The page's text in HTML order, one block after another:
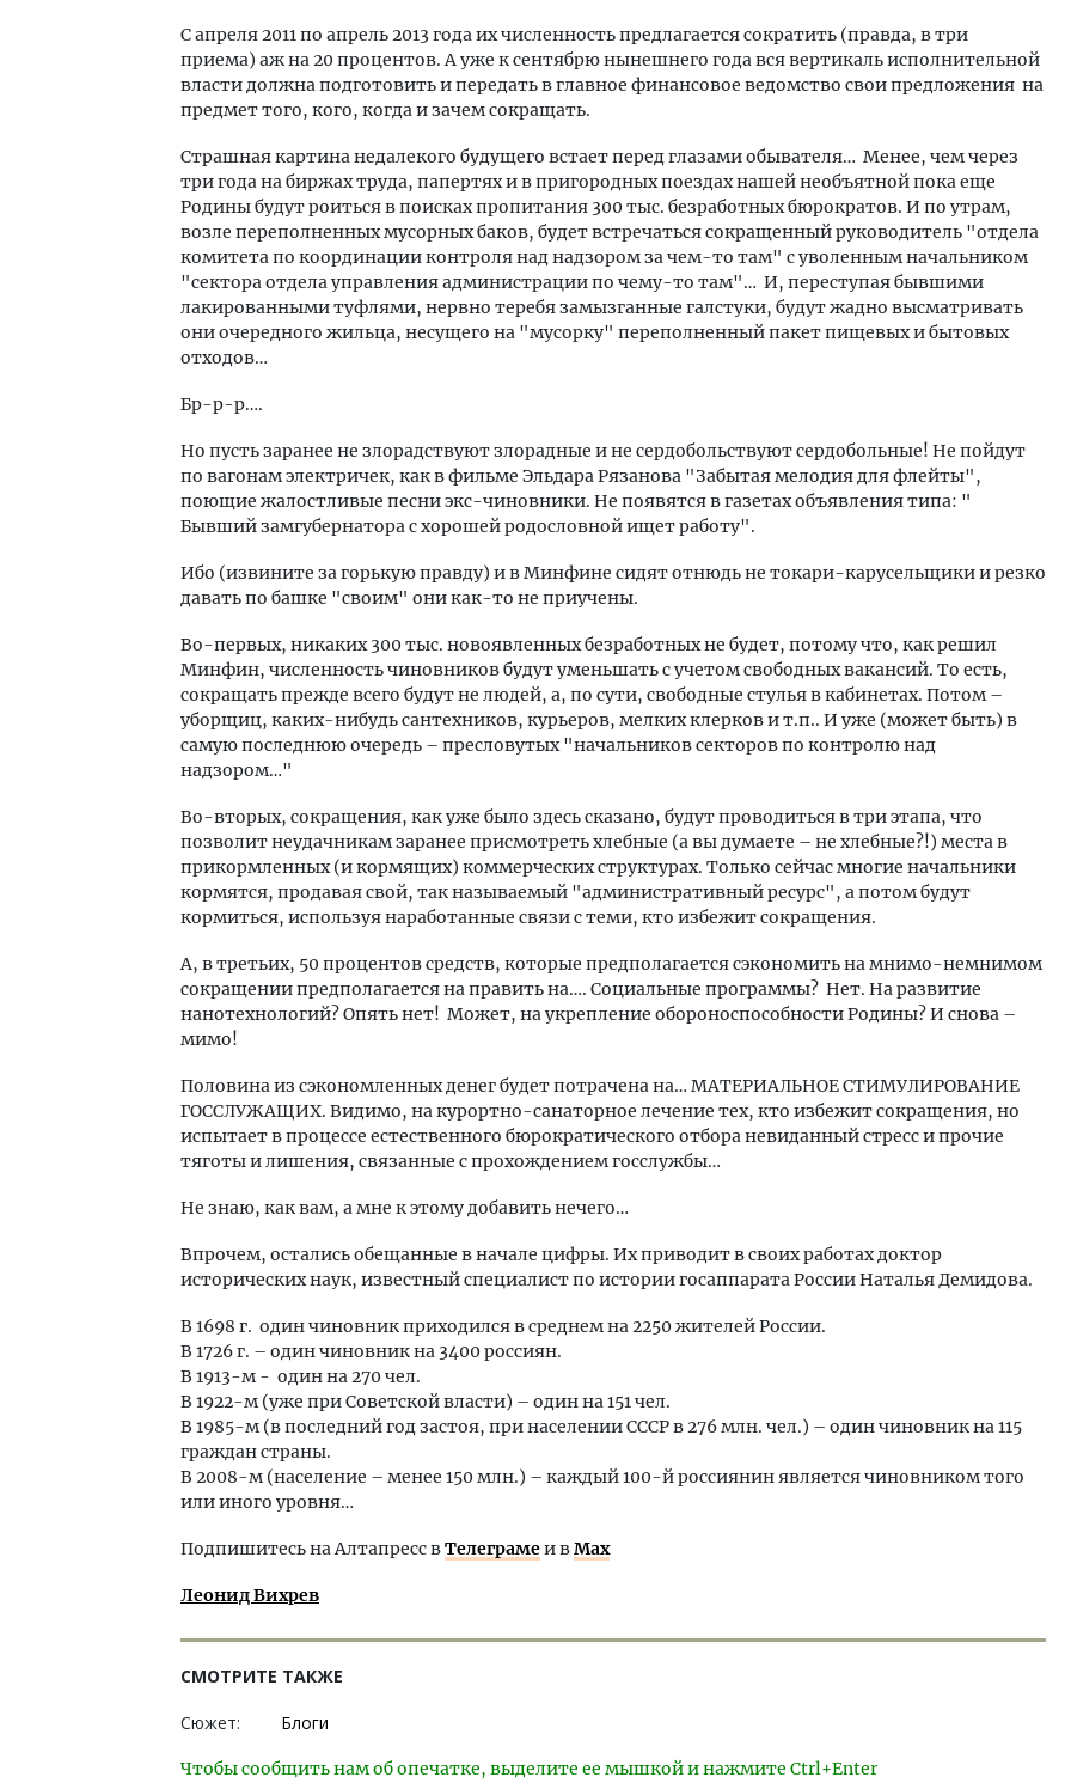
С апреля 2011 по апрель 2013 года их численность предлагается сократить (правда, в три
приема) аж на 20 процентов. А уже к сентябрю нынешнего года вся вертикаль исполнительной
власти должна подготовить и передать в главное финансовое ведомство свои предложения на
предмет того, кого, когда и зачем сокращать.
Страшная картина недалекого будущего встает перед глазами обывателя… Менее, чем через
три года на биржах труда, папертях и в пригородных поездах нашей необъятной пока еще
Родины будут роиться в поисках пропитания 300 тыс. безработных бюрократов. И по утрам,
возле переполненных мусорных баков, будет встречаться сокращенный руководитель "отдела
комитета по координации контроля над надзором за чем-то там" с уволенным начальником
"сектора отдела управления администрации по чему-то там"… И, переступая бывшими
лакированными туфлями, нервно теребя замызганные галстуки, будут жадно высматривать
они очередного жильца, несущего на "мусорку" переполненный пакет пищевых и бытовых
отходов…
Бр-р-р….
Но пусть заранее не злорадствуют злорадные и не сердобольствуют сердобольные! Не пойдут
по вагонам электричек, как в фильме Эльдара Рязанова "Забытая мелодия для флейты",
поющие жалостливые песни экс-чиновники. Не появятся в газетах объявления типа: "
Бывший замгубернатора с хорошей родословной ищет работу".
Ибо (извините за горькую правду) и в Минфине сидят отнюдь не токари-карусельщики и резко
давать по башке "своим" они как-то не приучены.
Во-первых, никаких 300 тыс. новоявленных безработных не будет, потому что, как решил
Минфин, численность чиновников будут уменьшать с учетом свободных вакансий. То есть,
сокращать прежде всего будут не людей, а, по сути, свободные стулья в кабинетах. Потом –
уборщиц, каких-нибудь сантехников, курьеров, мелких клерков и т.п.. И уже (может быть) в
самую последнюю очередь – пресловутых "начальников секторов по контролю над
надзором…"
Во-вторых, сокращения, как уже было здесь сказано, будут проводиться в три этапа, что
позволит неудачникам заранее присмотреть хлебные (а вы думаете – не хлебные?!) места в
прикормленных (и кормящих) коммерческих структурах. Только сейчас многие начальники
кормятся, продавая свой, так называемый "административный ресурс", а потом будут
кормиться, используя наработанные связи с теми, кто избежит сокращения.
А, в третьих, 50 процентов средств, которые предполагается сэкономить на мнимо-немнимом
сокращении предполагается на править на…. Социальные программы? Нет. На развитие
нанотехнологий? Опять нет! Может, на укрепление обороноспособности Родины? И снова –
мимо!
Половина из сэкономленных денег будет потрачена на… МАТЕРИАЛЬНОЕ СТИМУЛИРОВАНИЕ
ГОССЛУЖАЩИХ. Видимо, на курортно-санаторное лечение тех, кто избежит сокращения, но
испытает в процессе естественного бюрократического отбора невиданный стресс и прочие
тяготы и лишения, связанные с прохождением госслужбы…
Не знаю, как вам, а мне к этому добавить нечего…
Впрочем, остались обещанные в начале цифры. Их приводит в своих работах доктор
исторических наук, известный специалист по истории госаппарата России Наталья Демидова.
В 1698 г. один чиновник приходился в среднем на 2250 жителей России.
В 1726 г. – один чиновник на 3400 россиян.
В 1913-м - один на 270 чел.
В 1922-м (уже при Советской власти) – один на 151 чел.
В 1985-м (в последний год застоя, при населении СССР в 276 млн. чел.) – один чиновник на 115
граждан страны.
В 2008-м (население – менее 150 млн.) – каждый 100-й россиянин является чиновником того
или иного уровня…
Подпишитесь на Алтапресс вТелеграмеи вMax
Леонид Вихрев
СМОТРИТЕ ТАКЖЕ
Сюжет: Блоги
Чтобы сообщить нам об опечатке, выделите ее мышкой и нажмите Ctrl+Enter